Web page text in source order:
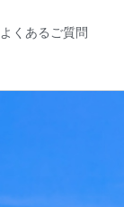
よくあるご質問